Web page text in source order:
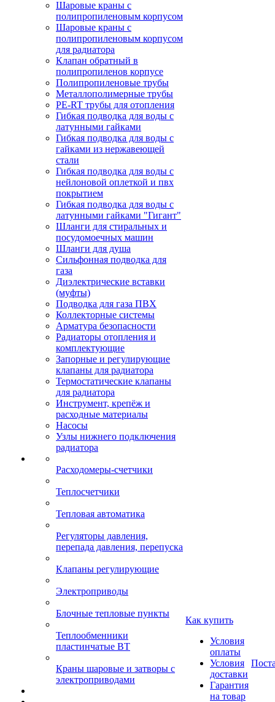
Шаровые краны с
полипропиленовым корпусом
Шаровые краны с
полипропиленовым корпусом
для радиатора
Клапан обратный в
полипропиленов корпусе
Полипропиленовые трубы
Металлополимерные трубы
PE-RT трубы для отопления
Гибкая подводка для воды с
латунными гайками
Гибкая подводка для воды с
гайками из нержавеющей
стали
Гибкая подводка для воды с
нейлоновой оплеткой и пвх
покрытием
Гибкая подводка для воды с
латунными гайками "Гигант"
Шланги для стиральных и
посудомоечных машин
Шланги для душа
Сильфонная подводка для
газа
Диэлектрические вставки
(муфты)
Подводка для газа ПВХ
Коллекторные системы
Арматура безопасности
Радиаторы отопления и
комплектующие
Запорные и регулирующие
клапаны для радиатора
Термостатические клапаны
для радиатора
Инструмент, крепёж и
расходные материалы
Насосы
Узлы нижнего подключения
радиатора
Расходомеры-счетчики
Теплосчетчики
Тепловая автоматика
Регуляторы давления,
перепада давления, перепуска
Клапаны регулирующие
Электроприводы
Блочные тепловые пункты
Теплообменники
пластинчатые ВТ
Краны шаровые и затворы с
электроприводами
Как купить
Условия
оплаты
Условия
доставки
Гарантия
на товар